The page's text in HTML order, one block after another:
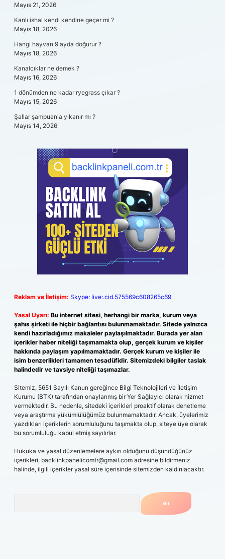
Mayıs 21, 2026
Kanlı ishal kendi kendine geçer mi ?
Mayıs 18, 2026
Hangi hayvan 9 ayda doğurur ?
Mayıs 18, 2026
Kanalcıklar ne demek ?
Mayıs 16, 2026
1 dönümden ne kadar ryegrass çıkar ?
Mayıs 15, 2026
Şallar şampuanla yıkanır mı ?
Mayıs 14, 2026
Reklam ve İletişim: Skype: live:.cid.575569c608265c69
Yasal Uyarı: Bu internet sitesi, herhangi bir marka, kurum veya
şahıs şirketi ile hiçbir bağlantısı bulunmamaktadır. Sitede yalnızca
kendi hazırladığımız makaleler paylaşılmaktadır. Burada yer alan
içerikler haber niteliği taşımamakta olup, gerçek kurum ve kişiler
hakkında paylaşım yapılmamaktadır. Gerçek kurum ve kişiler ile
isim benzerlikleri tamamen tesadüfidir. Sitemizdeki bilgiler taslak
halindedir ve tavsiye niteliği taşımazlar.
Sitemiz, 5651 Sayılı Kanun gereğince Bilgi Teknolojileri ve İletişim
Kurumu (BTK) tarafından onaylanmış bir Yer Sağlayıcı olarak hizmet
vermektedir. Bu nedenle, sitedeki içerikleri proaktif olarak denetleme
veya araştırma yükümlülüğümüz bulunmamaktadır. Ancak, üyelerimiz
yazdıkları içeriklerin sorumluluğunu taşımakta olup, siteye üye olarak
bu sorumluluğu kabul etmiş sayılırlar.
Hukuka ve yasal düzenlemelere aykırı olduğunu düşündüğünüz
içerikleri, backlinkpanelicomtr@gmail.com adresine bildirmeniz
halinde, ilgili içerikler yasal süre içerisinde sitemizden kaldırılacaktır.